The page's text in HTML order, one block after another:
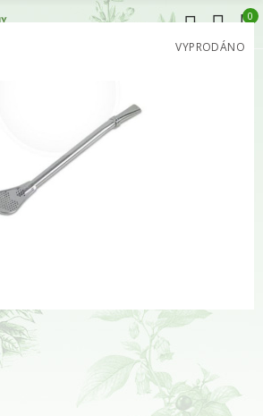
0
VYPRODÁNO